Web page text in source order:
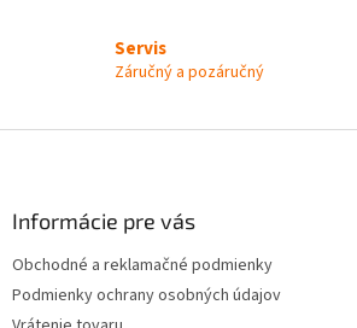
Servis
Záručný a pozáručný
Informácie pre vás
Obchodné a reklamačné podmienky
Podmienky ochrany osobných údajov